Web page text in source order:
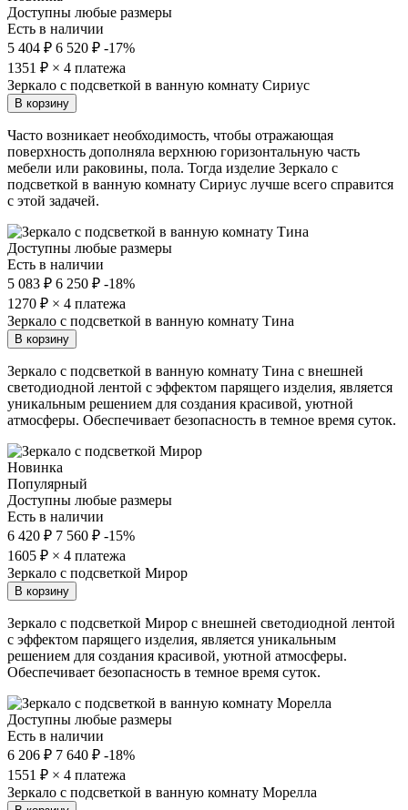
Доступны любые размеры
Есть в наличии
5 404 ₽ 6 520 ₽ -17%
1351 ₽ × 4 платежа
Зеркало с подсветкой в ванную комнату Сириус
В корзину
Часто возникает необходимость, чтобы отражающая
поверхность дополняла верхнюю горизонтальную часть
мебели или раковины, пола. Тогда изделие Зеркало с
подсветкой в ванную комнату Сириус лучше всего справится
с этой задачей.
Доступны любые размеры
Есть в наличии
5 083 ₽ 6 250 ₽ -18%
1270 ₽ × 4 платежа
Зеркало с подсветкой в ванную комнату Тина
В корзину
Зеркало с подсветкой в ванную комнату Тина с внешней
светодиодной лентой с эффектом парящего изделия, является
уникальным решением для создания красивой, уютной
атмосферы. Обеспечивает безопасность в темное время суток.
Новинка
Популярный
Доступны любые размеры
Есть в наличии
6 420 ₽ 7 560 ₽ -15%
1605 ₽ × 4 платежа
Зеркало с подсветкой Мирор
В корзину
Зеркало с подсветкой Мирор с внешней светодиодной лентой
с эффектом парящего изделия, является уникальным
решением для создания красивой, уютной атмосферы.
Обеспечивает безопасность в темное время суток.
Доступны любые размеры
Есть в наличии
6 206 ₽ 7 640 ₽ -18%
1551 ₽ × 4 платежа
Зеркало с подсветкой в ванную комнату Морелла